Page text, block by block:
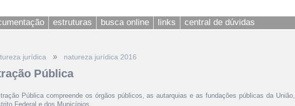
estruturas busca online links central de dúvidas
jurídica » natureza jurídica 2016
Pública
Pública compreende os órgãos públicos, as autarquias e as fundações públicas da União,
Federal e dos Municípios.